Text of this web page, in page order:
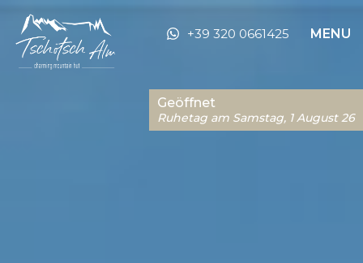
+39 320 0661425 MENU
Geöffnet
Ruhetag am Samstag, 1 August 26